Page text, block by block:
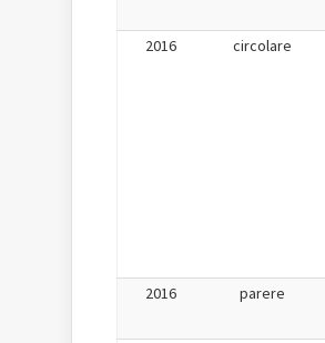
2016
circolare
2016
parere